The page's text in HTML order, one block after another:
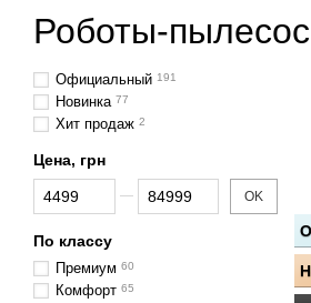
Роботы-
Официальный 191
Новинка 77
Хит продаж 2
Цена, грн
От Цена, грн
До Цена, грн OK
По классу
Премиум 60
Комфорт 65